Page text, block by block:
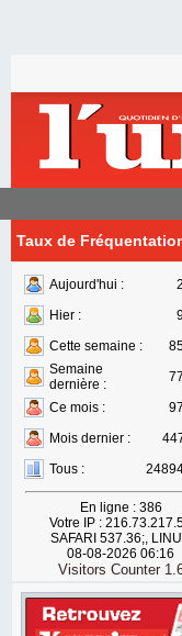
Taux de
Aujourd'hui :
Hier :
Cette semaine :
Semaine
dernière :
Ce mois :
Mois dernier :
Tous :
En ligne : 386
Votre IP :
SAFARI 537.36;,
08-08-2026 06:16
Visitors Counter